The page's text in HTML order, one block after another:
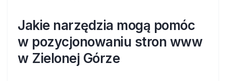
Jakie narzędzia mogą pomóc
w pozycjonowaniu stron www
w Zielonej Górze